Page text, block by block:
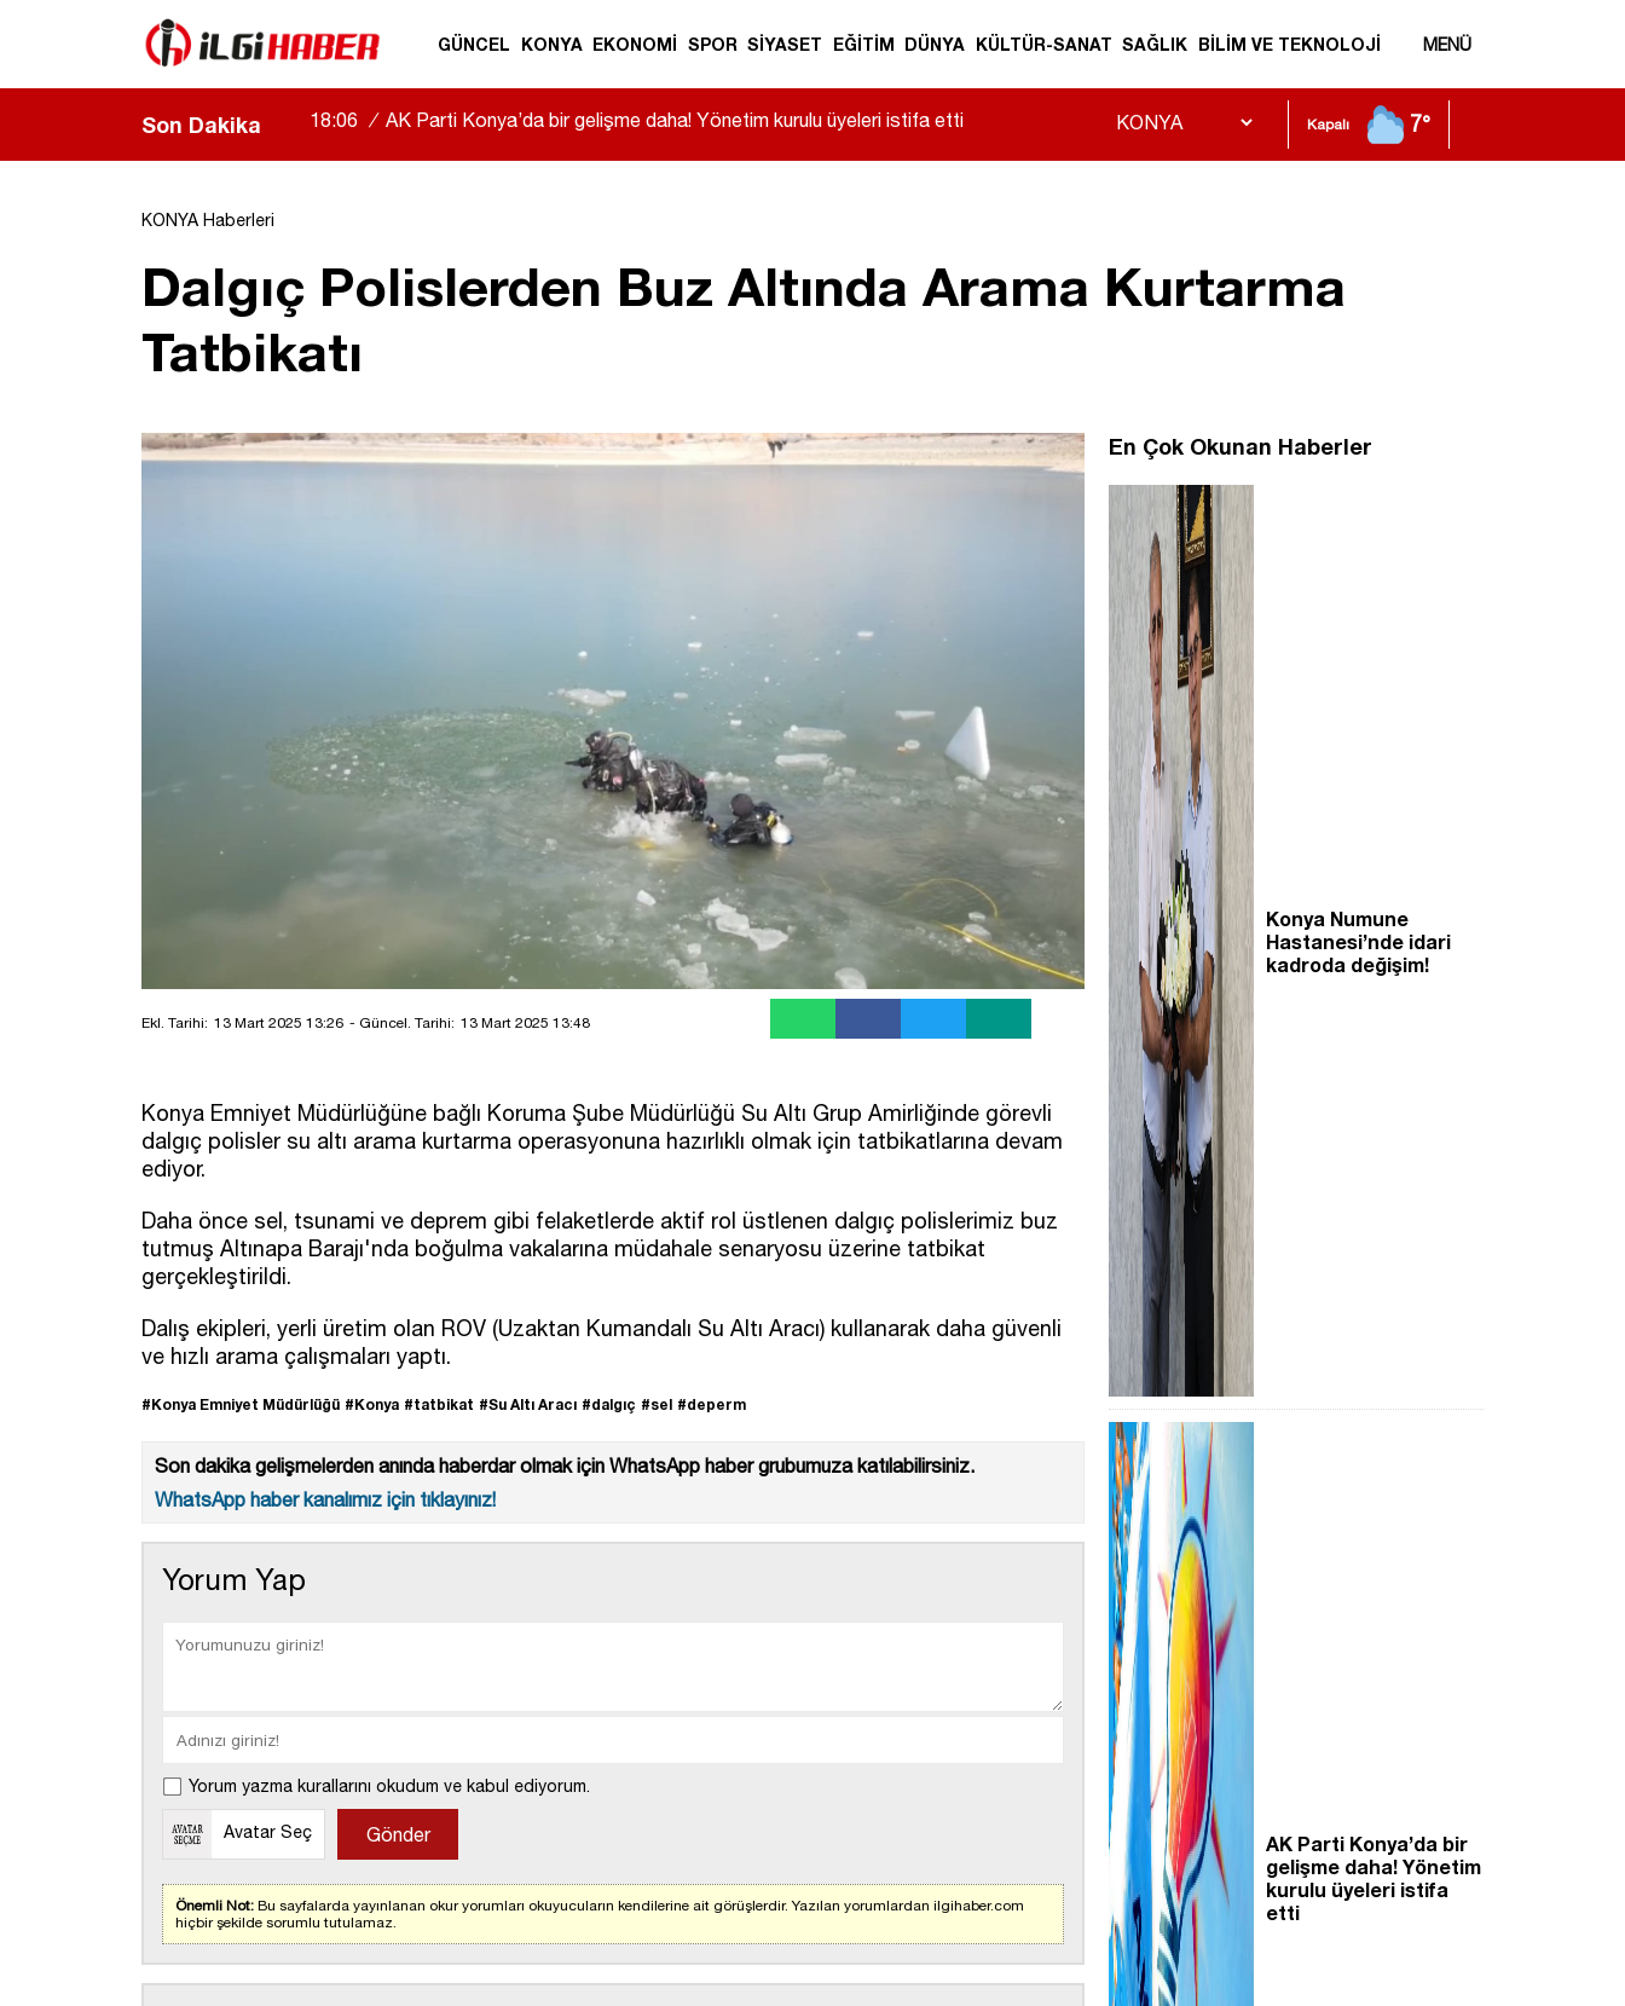
GÜNCEL KONYA EKONOMİ SPOR SİYASET EĞİTİM DÜNYA KÜLTÜR-SANAT SAĞLIK BİLİM VE TEKNOLOJİ MENÜ
Son Dakika 18:06 / AK Parti Konya’da bir gelişme daha! Yönetim kurulu üyeleri istifa etti
|
Kapalı 7°
KONYA Haberleri
Dalgıç Polislerden Buz Altında Arama Kurtarma
Tatbikatı
Ekl. Tarihi: 13 Mart 2025 13:26 - Güncel. Tarihi: 13 Mart 2025 13:48
Konya Emniyet Müdürlüğüne bağlı Koruma Şube Müdürlüğü Su Altı Grup Amirliğinde görevli
dalgıç polisler su altı arama kurtarma operasyonuna hazırlıklı olmak için tatbikatlarına devam
ediyor.
Daha önce sel, tsunami ve deprem gibi felaketlerde aktif rol üstlenen dalgıç polislerimiz buz
tutmuş Altınapa Barajı'nda boğulma vakalarına müdahale senaryosu üzerine tatbikat
gerçekleştirildi.
Dalış ekipleri, yerli üretim olan ROV (Uzaktan Kumandalı Su Altı Aracı) kullanarak daha güvenli
ve hızlı arama çalışmaları yaptı.
#Konya Emniyet Müdürlüğü #Konya #tatbikat #Su Altı Aracı #dalgıç #sel #deperm
Son dakika gelişmelerden anında haberdar olmak için WhatsApp haber grubumuza katılabilirsiniz.
WhatsApp haber kanalımız için tıklayınız!
Yorum Yap
Yorum yazma kurallarını okudum ve kabul ediyorum.
Avatar Seç
Önemli Not: Bu sayfalarda yayınlanan okur yorumları okuyucuların kendilerine ait görüşlerdir. Yazılan yorumlardan ilgihaber.com
hiçbir şekilde sorumlu tutulamaz.
En Çok Okunan Haberler
Konya Numune
Hastanesi’nde idari
kadroda değişim!
AK Parti Konya’da bir
gelişme daha! Yönetim
kurulu üyeleri istifa
etti